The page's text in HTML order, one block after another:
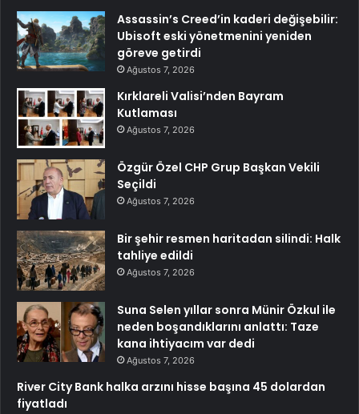
Assassin’s Creed’in kaderi değişebilir:
Ubisoft eski yönetmenini yeniden
göreve getirdi
Ağustos 7, 2026
Kırklareli Valisi’nden Bayram
Kutlaması
Ağustos 7, 2026
Özgür Özel CHP Grup Başkan Vekili
Seçildi
Ağustos 7, 2026
Bir şehir resmen haritadan silindi: Halk
tahliye edildi
Ağustos 7, 2026
Suna Selen yıllar sonra Münir Özkul ile
neden boşandıklarını anlattı: Taze
kana ihtiyacım var dedi
Ağustos 7, 2026
River City Bank halka arzını hisse başına 45 dolardan
fiyatladı